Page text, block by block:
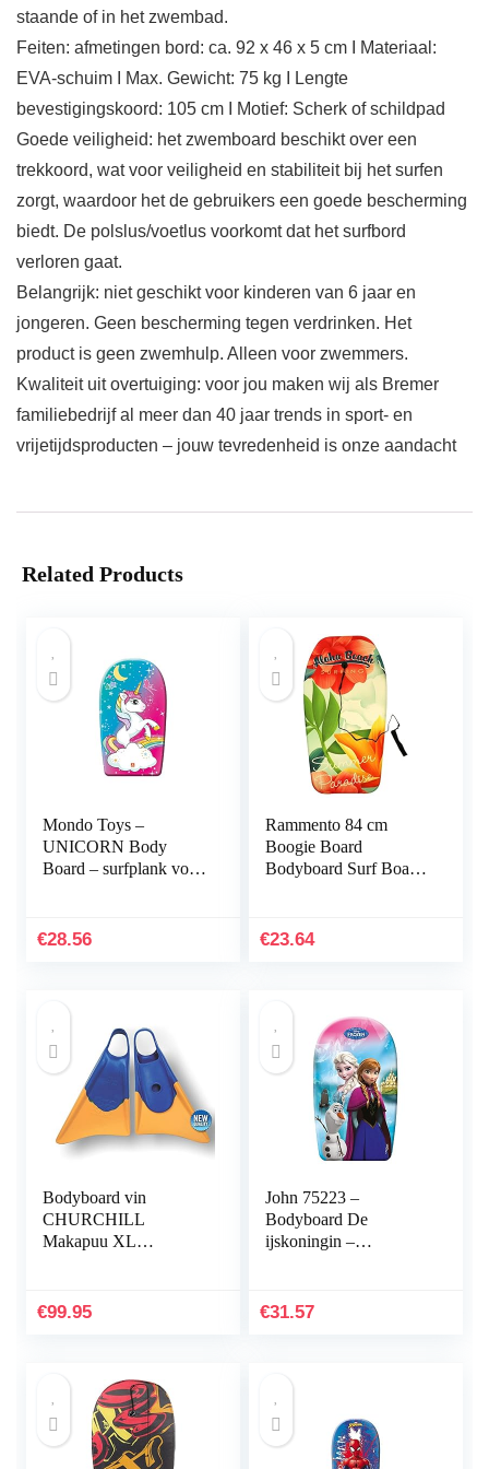
staande of in het zwembad.
Feiten: afmetingen bord: ca. 92 x 46 x 5 cm I Materiaal:
EVA-schuim I Max. Gewicht: 75 kg I Lengte
bevestigingskoord: 105 cm I Motief: Scherk of schildpad
Goede veiligheid: het zwemboard beschikt over een
trekkoord, wat voor veiligheid en stabiliteit bij het surfen
zorgt, waardoor het de gebruikers een goede bescherming
biedt. De polslus/voetlus voorkomt dat het surfbord
verloren gaat.
Belangrijk: niet geschikt voor kinderen van 6 jaar en
jongeren. Geen bescherming tegen verdrinken. Het
product is geen zwemhulp. Alleen voor zwemmers.
Kwaliteit uit overtuiging: voor jou maken wij als Bremer
familiebedrijf al meer dan 40 jaar trends in sport- en
vrijetijdsproducten – jouw tevredenheid is onze aandacht
Related Products
Mondo Toys –
UNICORN Body
Board – surfplank voor
€28.56
Rammento 84 cm
Boogie Board
Bodyboard Surf Board
& Lijn Plug
€23.64
Bodyboard vin
CHURCHILL
Makapuu XL
€99.95
John 75223 –
Bodyboard De
ijskoningin –
€31.57